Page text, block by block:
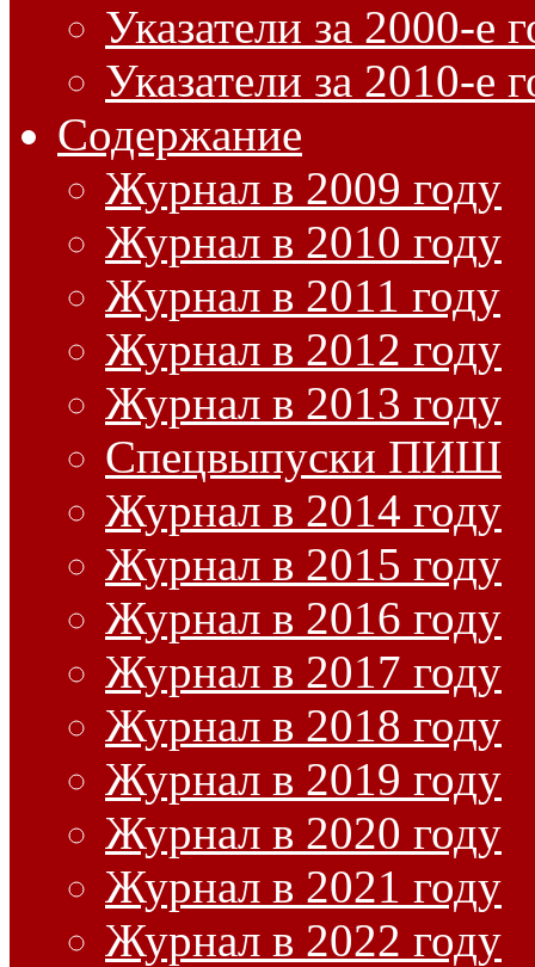
Указатели за 2000-е
Указатели за 2010-е
Содержание
Журнал в 2009 году
Журнал в 2010 году
Журнал в 2011 году
Журнал в 2012 году
Журнал в 2013 году
Спецвыпуски ПИШ
Журнал в 2014 году
Журнал в 2015 году
Журнал в 2016 году
Журнал в 2017 году
Журнал в 2018 году
Журнал в 2019 году
Журнал в 2020 году
Журнал в 2021 году
Журнал в 2022 году